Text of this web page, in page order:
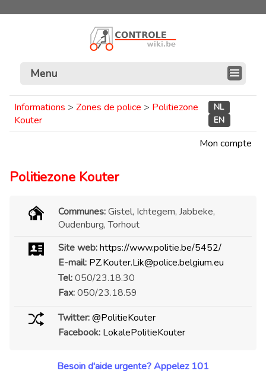
Menu
Informations > Zones de police > Politiezone
Kouter
NL
EN
Mon compte
Politiezone Kouter
Communes:Gistel, Ichtegem, Jabbeke,
Oudenburg, Torhout
Site web:https://www.politie.be/5452/
E-mail: PZ.Kouter.Lik@police.belgium.eu
Tel:050/23.18.30
Fax:050/23.18.59
Twitter: @PolitieKouter
Facebook: LokalePolitieKouter
Besoin d'aide urgente? Appelez 101